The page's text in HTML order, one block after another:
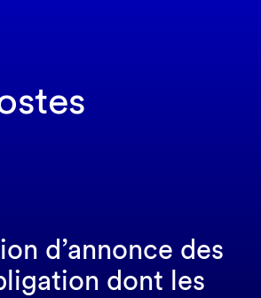
d’annonce des
dont les